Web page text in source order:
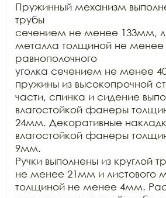
Пружинный механизм
трубы
сечением не менее 133мм,
металла толщиной не
равнополочного
уголка сечением не менее
пружины из высокопрочной
части, спинка и сидение
влагостойкой фанеры
24мм. Декоративные
влагостойкой фанеры
9мм.
Ручки выполнены из круглой
не менее 21мм и листового
толщиной не менее 4мм.